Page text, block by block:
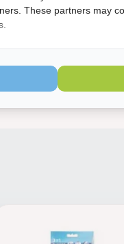
spits en als je niet
These partners may